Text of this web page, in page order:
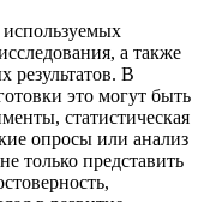
а также
результатов. В
это могут быть
статистическая
опросы или анализ
только представить